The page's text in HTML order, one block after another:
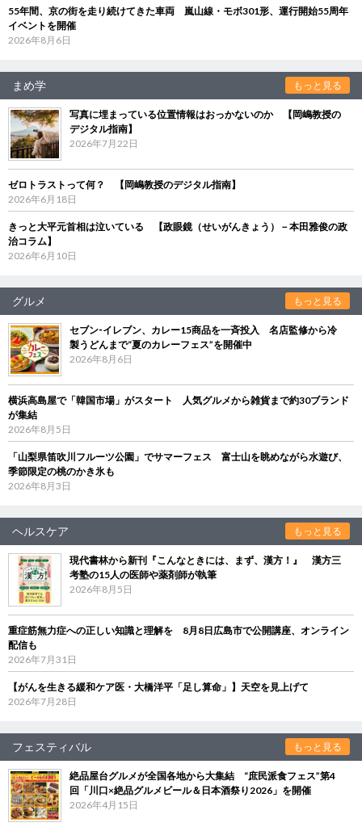
55年間、京の街を走り続けてきた車両 嵐山線・モボ301形、運行開始55周年
イベントを開催
2026年8月6日
まめ学 もっと見る
写真に埋まっている位置情報はおっかないのか 【岡嶋教授の
デジタル指南】
2026年7月22日
ゼロトラストって何？ 【岡嶋教授のデジタル指南】
2026年6月18日
きっと大平元首相は泣いている 【政眼鏡（せいがんきょう）－本田雅俊の政
治コラム】
2026年6月10日
グルメ もっと見る
セブン‐イレブン、カレー15商品を一斉投入 名店監修から冷
製うどんまで“夏のカレーフェス”を開催中
2026年8月6日
横浜高島屋で「韓国市場」がスタート 人気グルメから雑貨まで約30ブランド
が集結
2026年8月5日
「山梨県笛吹川フルーツ公園」でサマーフェス 富士山を眺めながら水遊び、
季節限定の桃のかき氷も
2026年8月3日
ヘルスケア もっと見る
現代書林から新刊『こんなときには、まず、漢方！』 漢方三
考塾の15人の医師や薬剤師が執筆
2026年8月5日
重症筋無力症への正しい知識と理解を 8月8日広島市で公開講座、オンライン
配信も
2026年7月31日
【がんを生きる緩和ケア医・大橋洋平「足し算命」】天空を見上げて
2026年7月28日
フェスティバル もっと見る
絶品屋台グルメが全国各地から大集結 “庶民派食フェス”第4
回「川口×絶品グルメビール＆日本酒祭り2026」を開催
2026年4月15日